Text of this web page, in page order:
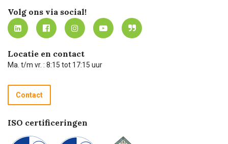
Werken bij Carel Lurvink
MVO
Mijn Carel Lurvink
Mijn Carel Lurvink instructievideo's
Carel Lurvink App
Hulp op afstand
Technische dienst
Recycle programma
Betalen
Innovation LAB
Tevreden klanten
Carel Lurvink Blog
Carel de podcast
Volg ons via social!
Locatie en contact
Ma. t/m vr. : 8:15 tot 17:15 uur
Contact
ISO certificeringen